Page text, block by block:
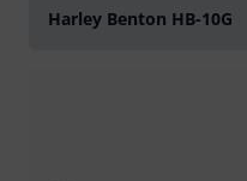
Harley Benton HB-10G